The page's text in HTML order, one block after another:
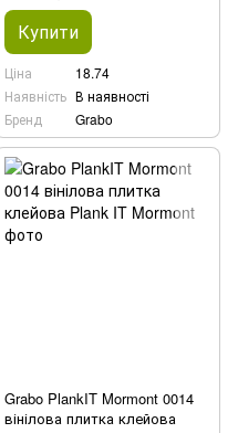
Купити
Ціна
18.74
Наявність В наявності
Бренд
Grabo
Grabo PlankIT Mormont 0014
вінілова плитка клейова